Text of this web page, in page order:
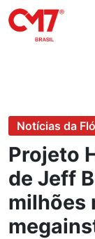
Notícias da
Projeto
de Jeff
milhões